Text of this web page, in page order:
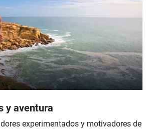
y aventura
experimentados y motivadores de